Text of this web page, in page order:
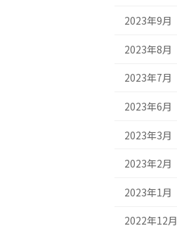
2023年9月
2023年8月
2023年7月
2023年6月
2023年3月
2023年2月
2023年1月
2022年12月